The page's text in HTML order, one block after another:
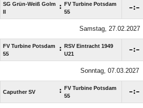
SG Grün-Weiß Golm
II
: FV Turbine Potsdam
55
:
Samstag, 27.02.2027
FV Turbine Potsdam
55
: RSV Eintracht 1949
U21
:
Sonntag, 07.03.2027
Caputher SV : FV Turbine Potsdam
55
: